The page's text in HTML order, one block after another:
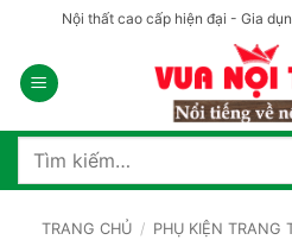
nội
dung
Nội thất cao cấp hiện đại - Gia
Tìm
TRANG CHỦ / PHỤ KIỆN TRANG